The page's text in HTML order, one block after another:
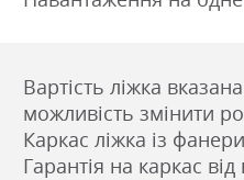
Вартість ліжка
можливість змінити
Каркас ліжка із
Гарантія на каркас